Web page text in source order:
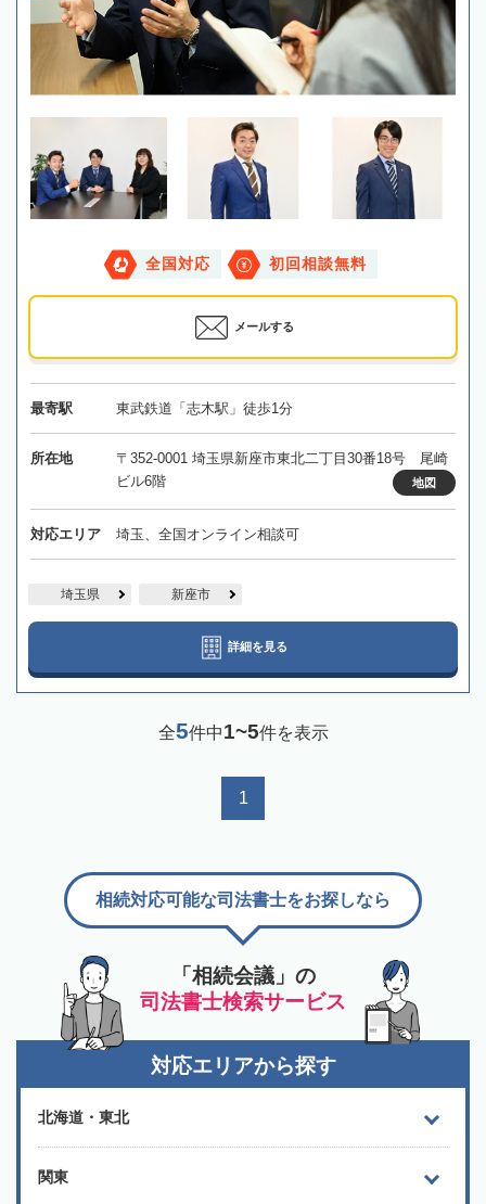
全国対応 初回相談無料
メールする
最寄駅 東武鉄道「志木駅」徒歩1分
所在地
〒352-0001 埼玉県新座市東北二丁目30番18号 尾崎
ビル6階
地図
対応エリア 埼玉、全国オンライン相談可
埼玉県 新座市
詳細を見る
全5件中1~5件を表示
1
「相続会議」の
司法書士検索サービス
相続対応可能な司法書士をお探しなら
対応エリアから探す
北海道・東北
関東